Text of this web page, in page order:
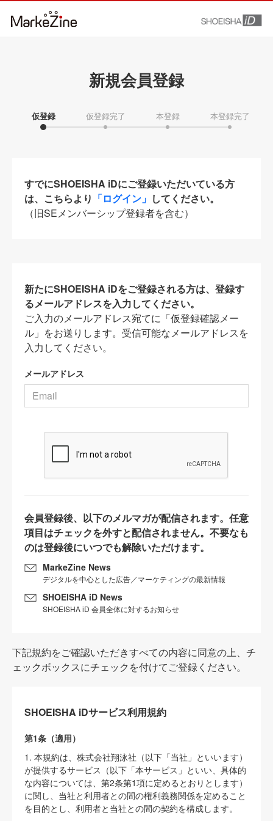
新規会員登録
仮登録 仮登録完了 本登録 本登録完了
すでにSHOEISHA iDにご登録いただいている方
は、こちらより 「ログイン」 してください。
（旧SEメンバーシップ登録者を含む）
新たにSHOEISHA iDをご登録される方は、登録す
るメールアドレスを入力してください。
ご入力のメールアドレス宛てに「仮登録確認メー
ル」をお送りします。受信可能なメールアドレスを
入力してください。
メールアドレス
会員登録後、以下のメルマガが配信されます。任意
項目はチェックを外すと配信されません。不要なも
のは登録後にいつでも解除いただけます。
MarkeZine News
デジタルを中心とした広告／マーケティングの最新情報
SHOEISHA iD News
SHOEISHA iD 会員全体に対するお知らせ
下記規約をご確認いただきすべての内容に同意の上、チ
ェックボックスにチェックを付けてご登録ください。
SHOEISHA iDサービス利用規約
第1条（適用）
1. 本規約は、株式会社翔泳社（以下「当社」といいます）
が提供するサービス（以下「本サービス」といい、具体的
な内容については、第2条第1項に定めるとおりとします）
に関し、当社と利用者との間の権利義務関係を定めること
を目的とし、利用者と当社との間の契約を構成します。